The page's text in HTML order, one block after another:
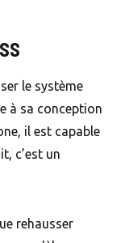
le système
à sa conception
il est capable
c’est un
rehausser